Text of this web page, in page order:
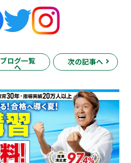
ブログ一覧
へ
次の記事へ